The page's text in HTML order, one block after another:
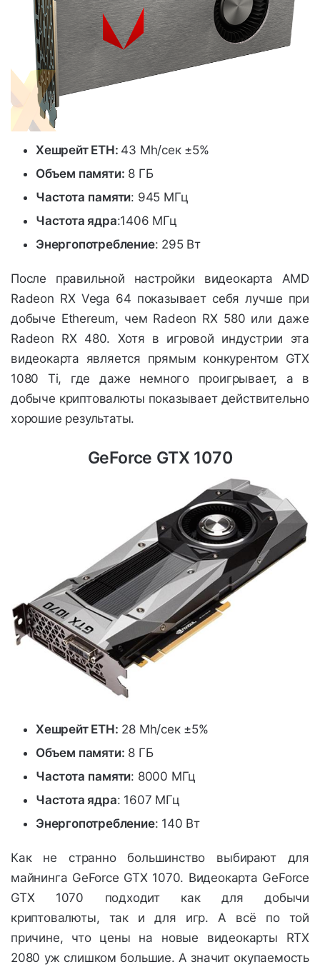
Хешрейт ETH: 43 Mh/сек ±5%
Объем памяти: 8 ГБ
Частота памяти: 945 МГц
Частота ядра:1406 МГц
Энергопотребление: 295 Вт
После правильной настройки видеокарта AMD
Radeon RX Vega 64 показывает себя лучше при
добыче Ethereum, чем Radeon RX 580 или даже
Radeon RX 480. Хотя в игровой индустрии эта
видеокарта является прямым конкурентом GTX
1080 Ti, где даже немного проигрывает, а в
добыче криптовалюты показывает действительно
хорошие результаты.
GeForce GTX 1070
Хешрейт ETH: 28 Mh/сек ±5%
Объем памяти: 8 ГБ
Частота памяти: 8000 МГц
Частота ядра: 1607 МГц
Энергопотребление: 140 Вт
Как не странно большинство выбирают для
майнинга GeForce GTX 1070. Видеокарта GeForce
GTX 1070 подходит как для добычи
криптовалюты, так и для игр. А всё по той
причине, что цены на новые видеокарты RTX
2080 уж слишком большие. А значит окупаемость